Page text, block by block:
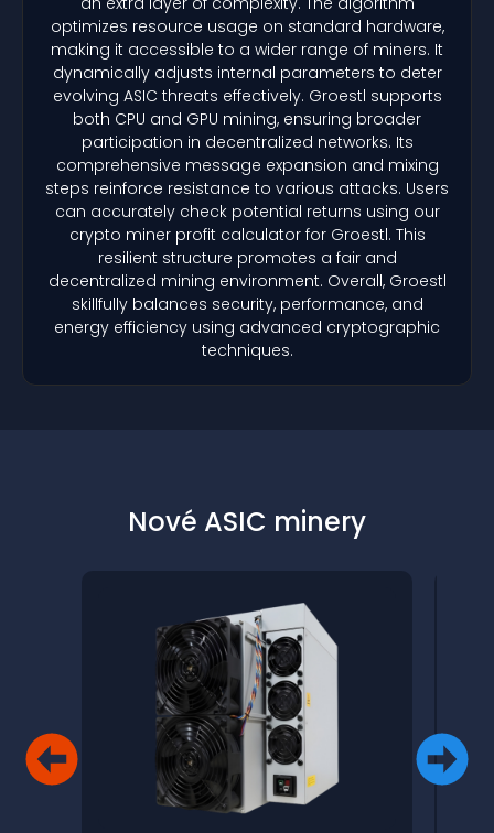
optimizes resource usage on standard hardware,
making it accessible to a wider range of miners. It
dynamically adjusts internal parameters to deter
evolving ASIC threats effectively. Groestl supports
both CPU and GPU mining, ensuring broader
participation in decentralized networks. Its
comprehensive message expansion and mixing
steps reinforce resistance to various attacks. Users
can accurately check potential returns using our
crypto miner profit calculator for Groestl. This
resilient structure promotes a fair and
decentralized mining environment. Overall, Groestl
skillfully balances security, performance, and
energy efficiency using advanced cryptographic
techniques.
Nové ASIC minery